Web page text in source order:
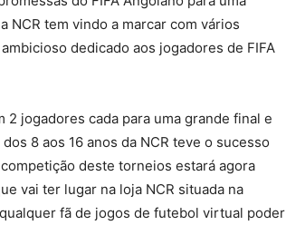
NCR tem vindo a marcar com vários
dedicado aos jogadores de FIFA
jogadores cada para uma grande final e
8 aos 16 anos da NCR teve o sucesso
deste torneios estará agora
vai ter lugar na loja NCR situada na
fã de jogos de futebol virtual poder